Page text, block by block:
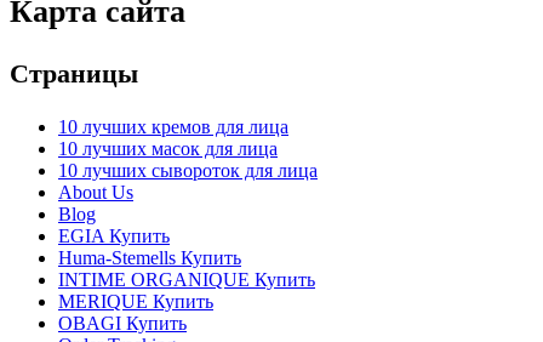
Карта сайта
Страницы
10 лучших кремов для лица
10 лучших масок для лица
10 лучших сывороток для лица
About Us
Blog
EGIA Купить
Huma-Stemells Купить
INTIME ORGANIQUE Купить
MERIQUE Купить
OBAGI Купить